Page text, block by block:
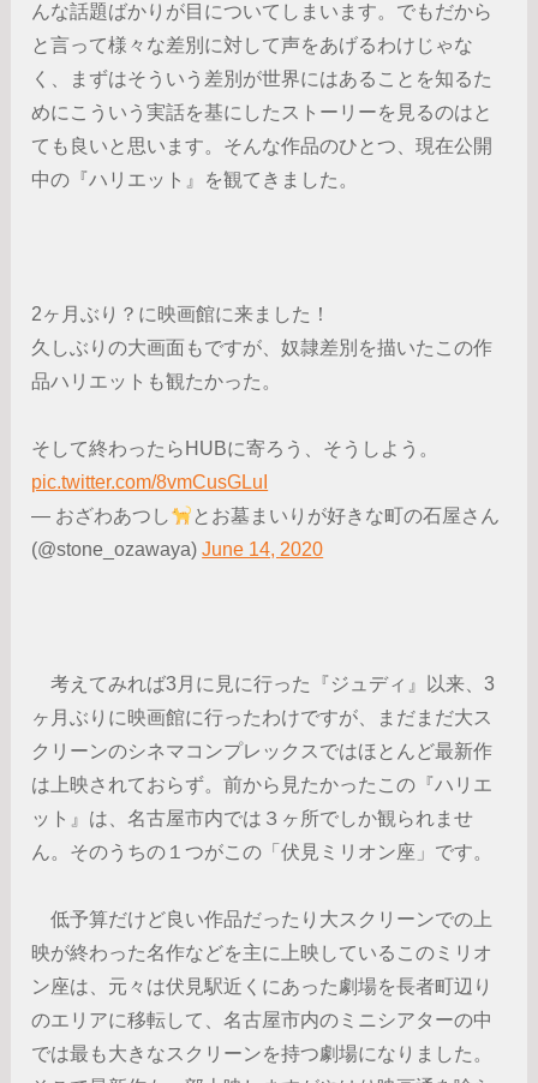
んな話題ばかりが目についてしまいます。でもだから
と言って様々な差別に対して声をあげるわけじゃな
く、まずはそういう差別が世界にはあることを知るた
めにこういう実話を基にしたストーリーを見るのはと
ても良いと思います。そんな作品のひとつ、現在公開
中の『ハリエット』を観てきました。
2ヶ月ぶり？に映画館に来ました！
久しぶりの大画面もですが、奴隷差別を描いたこの作
品ハリエットも観たかった。
そして終わったらHUBに寄ろう、そうしよう。
pic.twitter.com/8vmCusGLuI
— おざわあつし
とお墓まいりが好きな町の石屋さん
(@stone_ozawaya)June 14, 2020
考えてみれば3月に見に行った『ジュディ』以来、3
ヶ月ぶりに映画館に行ったわけですが、まだまだ大ス
クリーンのシネマコンプレックスではほとんど最新作
は上映されておらず。前から見たかったこの『ハリエ
ット』は、名古屋市内では３ヶ所でしか観られませ
ん。そのうちの１つがこの「伏見ミリオン座」です。
低予算だけど良い作品だったり大スクリーンでの上
映が終わった名作などを主に上映しているこのミリオ
ン座は、元々は伏見駅近くにあった劇場を長者町辺り
のエリアに移転して、名古屋市内のミニシアターの中
では最も大きなスクリーンを持つ劇場になりました。